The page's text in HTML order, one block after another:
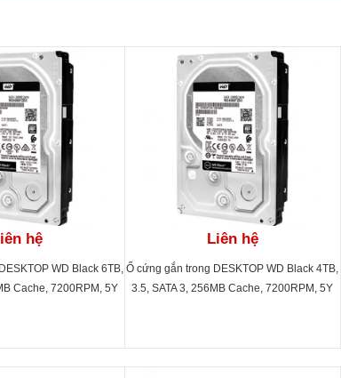
hệ
WD Black 6TB,
Cache, 7200RPM, 5Y
Liên hệ
Ổ cứng gắn trong DESKTOP WD Black 4TB,
3.5, SATA 3, 256MB Cache, 7200RPM, 5Y